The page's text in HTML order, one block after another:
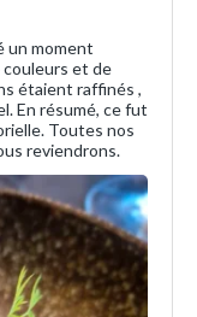
,
ce fut
équipe, nous reviendrons.